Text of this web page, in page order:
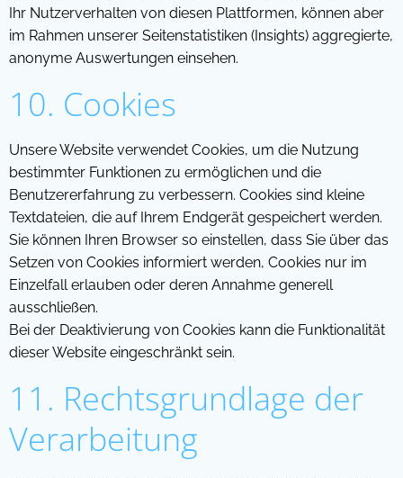
Ihr Nutzerverhalten von diesen Plattformen, können aber
im Rahmen unserer Seitenstatistiken (Insights) aggregierte,
anonyme Auswertungen einsehen.
10. Cookies
Unsere Website verwendet Cookies, um die Nutzung
bestimmter Funktionen zu ermöglichen und die
Benutzererfahrung zu verbessern. Cookies sind kleine
Textdateien, die auf Ihrem Endgerät gespeichert werden.
Sie können Ihren Browser so einstellen, dass Sie über das
Setzen von Cookies informiert werden, Cookies nur im
Einzelfall erlauben oder deren Annahme generell
ausschließen.
Bei der Deaktivierung von Cookies kann die Funktionalität
dieser Website eingeschränkt sein.
11. Rechtsgrundlage der
Verarbeitung